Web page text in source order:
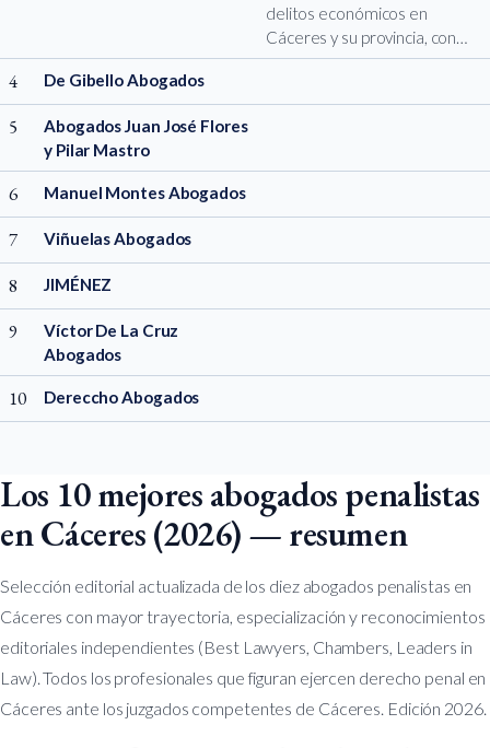
delitos económicos en
Cáceres y su provincia, con…
4 De Gibello Abogados
5
Abogados Juan José Flores
y Pilar Mastro
6 Manuel Montes Abogados
7 Viñuelas Abogados
8 JIMÉNEZ
9
Víctor De La Cruz
Abogados
10 Dereccho Abogados
Los 10 mejores abogados penalistas
en Cáceres (2026) — resumen
Selección editorial actualizada de los diez abogados penalistas en
Cáceres con mayor trayectoria, especialización y reconocimientos
editoriales independientes (Best Lawyers, Chambers, Leaders in
Law). Todos los profesionales que figuran ejercen derecho penal en
Cáceres ante los juzgados competentes de Cáceres. Edición 2026.